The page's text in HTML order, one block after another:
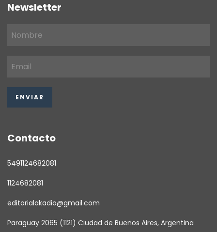
Newsletter
Contacto
5491124682081
1124682081
editorialakadia@gmail.com
Paraguay 2065 (1121) Ciudad de Buenos Aires, Argentina